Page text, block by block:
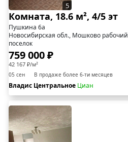
5
Комната, 18.6 м², 4/5 эт
Пушкина 6а
Новосибирская обл., Мошково рабочий
поселок
759 000 ₽
42 167 ₽/м²
05 сен В продаже более 6-ти месяцев
Владис Центральное Циан